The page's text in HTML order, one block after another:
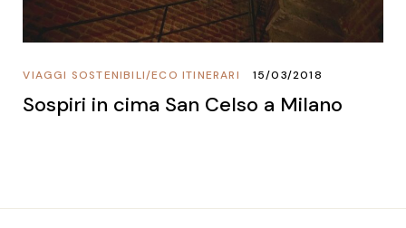
ECO ITINERARI
/
VIAGGI SOSTENIBILI 15/03/2018
Sospiri in cima San Celso a Milano